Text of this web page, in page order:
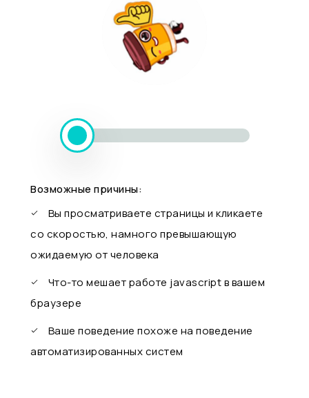
Возможные причины:
Вы просматриваете страницы и кликаете
со скоростью, намного превышающую
ожидаемую от человека
Что-то мешает работе javascript в вашем
браузере
Ваше поведение похоже на поведение
автоматизированных систем